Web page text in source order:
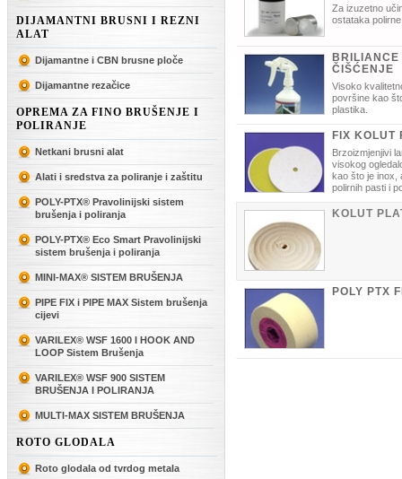
DIJAMANTNI BRUSNI I REZNI
ALAT
Dijamantne i CBN brusne ploče
Dijamantne rezačice
OPREMA ZA FINO BRUŠENJE I
POLIRANJE
Netkani brusni alat
Alati i sredstva za poliranje i zaštitu
POLY-PTX® Pravolinijski sistem
brušenja i poliranja
POLY-PTX® Eco Smart Pravolinijski
sistem brušenja i poliranja
MINI-MAX® SISTEM BRUŠENJA
PIPE FIX i PIPE MAX Sistem brušenja
cijevi
VARILEX® WSF 1600 I HOOK AND
LOOP Sistem Brušenja
VARILEX® WSF 900 SISTEM
BRUŠENJA I POLIRANJA
MULTI-MAX SISTEM BRUŠENJA
ROTO GLODALA
Roto glodala od tvrdog metala
Za izuzetno
ostataka
ČIŠĆENJE
Visoko
površine kao
plastika.
FIX KOLUT
Brzoizmjenjivi
visokog
kao što je inox,
polirnih pasti i
KOLUT
POLY PTX